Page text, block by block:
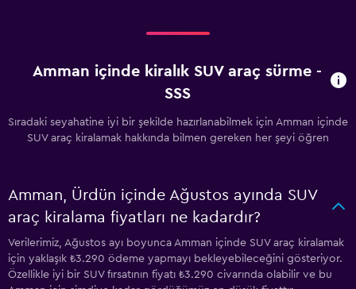
Amman içinde kiralık SUV araç sürme -
SSS
Sıradaki seyahatine iyi bir şekilde hazırlanabilmek için Amman içinde
SUV araç kiralamak hakkında bilmen gereken her şeyi öğren
Amman, Ürdün içinde Ağustos ayında SUV
araç kiralama fiyatları ne kadardır?
Verilerimiz, Ağustos ayı boyunca Amman içinde SUV araç kiralamak
için yaklaşık ₺3.290 ödeme yapmayı bekleyebileceğini gösteriyor.
Özellikle iyi bir SUV fırsatının fiyatı ₺3.290 civarında olabilir ve bu